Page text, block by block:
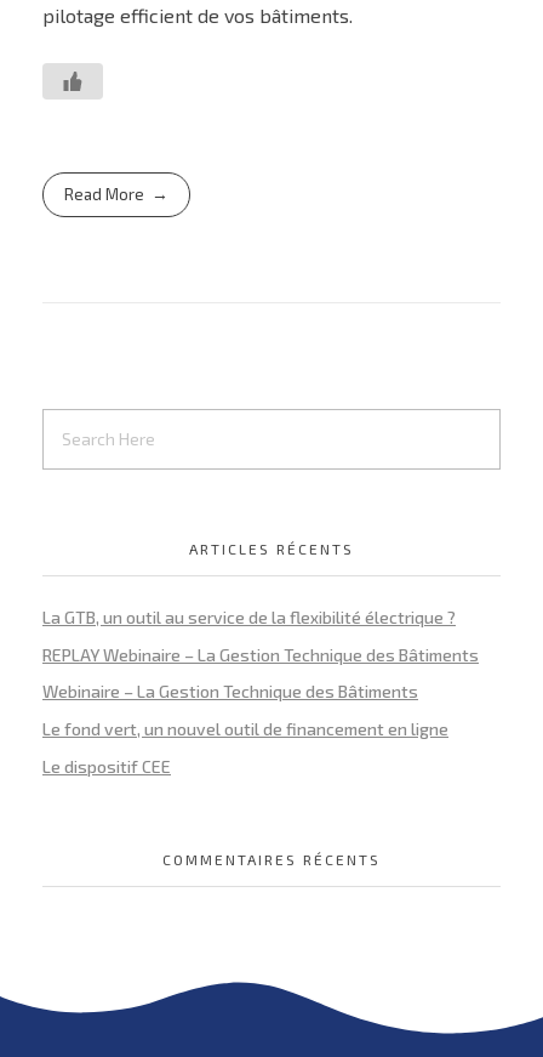
pilotage efficient de vos bâtiments.
Read More
ARTICLES RÉCENTS
La GTB, un outil au service de la flexibilité électrique ?
REPLAY Webinaire – La Gestion Technique des Bâtiments
Webinaire – La Gestion Technique des Bâtiments
Le fond vert, un nouvel outil de financement en ligne
Le dispositif CEE
COMMENTAIRES RÉCENTS